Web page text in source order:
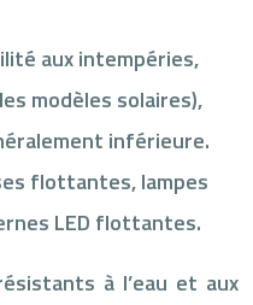
aux intempéries,
modèles solaires),
inférieure.
flottantes, lampes
LED flottantes.
à l’eau et aux